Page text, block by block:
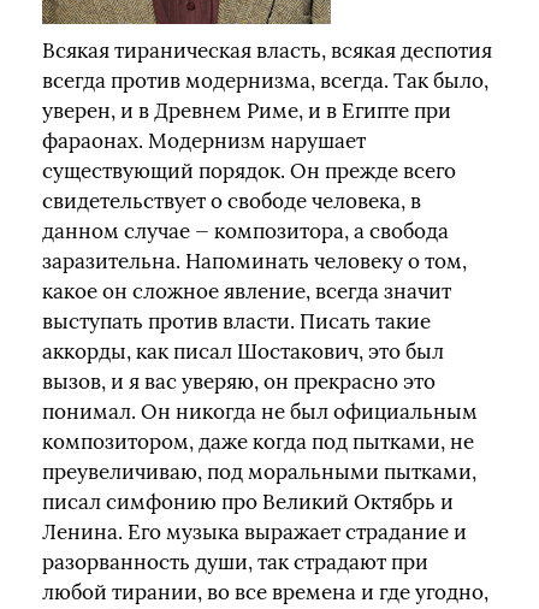
Всякая тираническая власть, всякая деспотия
всегда против модернизма, всегда. Так было,
уверен, и в Древнем Риме, и в Египте при
фараонах. Модернизм нарушает
существующий порядок. Он прежде всего
свидетельствует о свободе человека, в
данном случае — композитора, а свобода
заразительна. Напоминать человеку о том,
какое он сложное явление, всегда значит
выступать против власти. Писать такие
аккорды, как писал Шостакович, это был
вызов, и я вас уверяю, он прекрасно это
понимал. Он никогда не был официальным
композитором, даже когда под пытками, не
преувеличиваю, под моральными пытками,
писал симфонию про Великий Октябрь и
Ленина. Его музыка выражает страдание и
разорванность души, так страдают при
любой тирании, во все времена и где угодно,